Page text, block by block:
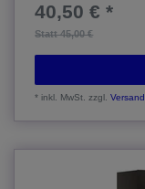
Statt 45,00 €
40,50 € *
*inkl. MwSt. zzgl.Versand